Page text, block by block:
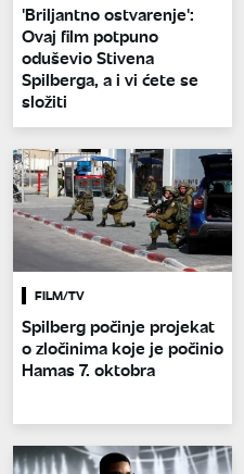
'Briljantno ostvarenje':
Ovaj film potpuno
oduševio Stivena
Spilberga, a i vi ćete se
složiti
FILM/TV
Spilberg počinje projekat
o zločinima koje je počinio
Hamas 7. oktobra